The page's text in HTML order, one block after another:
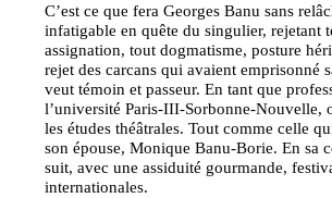
C’est ce que fera Georges Banu sans
infatigable en quête du singulier, rejetant
assignation, tout dogmatisme, posture
rejet des carcans qui avaient emprisonné
veut témoin et passeur. En tant que
l’université Paris-III-Sorbonne-Nouvelle,
les études théâtrales. Tout comme celle
son épouse, Monique Banu-Borie. En sa
suit, avec une assiduité gourmande,
internationales.